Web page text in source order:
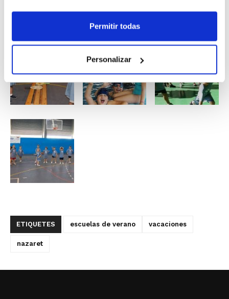
Permitir todas
Personalizar
ETIQUETES escuelas de verano vacaciones
nazaret